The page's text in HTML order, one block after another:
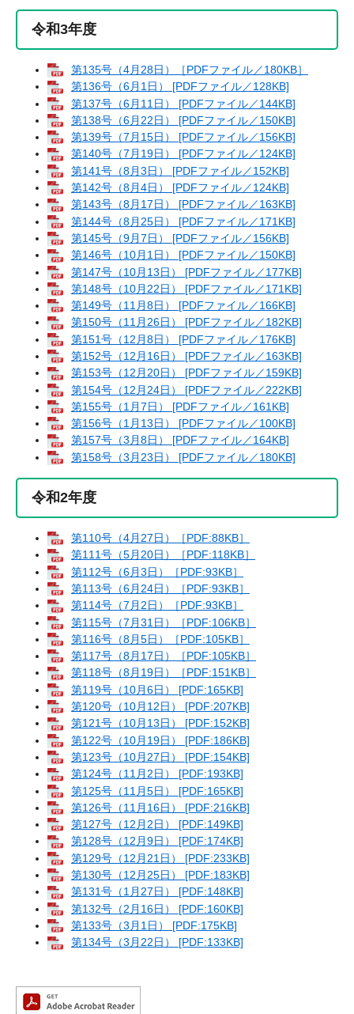
令和3年度
第135号（4月28日）［PDFファイル／180KB］
第136号（6月1日） [PDFファイル／128KB]
第137号（6月11日） [PDFファイル／144KB]
第138号（6月22日） [PDFファイル／150KB]
第139号（7月15日） [PDFファイル／156KB]
第140号（7月19日） [PDFファイル／124KB]
第141号（8月3日） [PDFファイル／152KB]
第142号（8月4日） [PDFファイル／124KB]
第143号（8月17日） [PDFファイル／163KB]
第144号（8月25日） [PDFファイル／171KB]
第145号（9月7日） [PDFファイル／156KB]
第146号（10月1日） [PDFファイル／150KB]
第147号（10月13日） [PDFファイル／177KB]
第148号（10月22日） [PDFファイル／171KB]
第149号（11月8日） [PDFファイル／166KB]
第150号（11月26日） [PDFファイル／182KB]
第151号（12月8日） [PDFファイル／176KB]
第152号（12月16日） [PDFファイル／163KB]
第153号（12月20日） [PDFファイル／159KB]
第154号（12月24日） [PDFファイル／222KB]
第155号（1月7日） [PDFファイル／161KB]
第156号（1月13日） [PDFファイル／100KB]
第157号（3月8日） [PDFファイル／164KB]
第158号（3月23日） [PDFファイル／180KB]
令和2年度
第110号（4月27日）［PDF:88KB］
第111号（5月20日）［PDF:118KB］
第112号（6月3日）［PDF:93KB］
第113号（6月24日）［PDF:93KB］
第114号（7月2日）［PDF:93KB］
第115号（7月31日）［PDF:106KB］
第116号（8月5日）［PDF:105KB］
第117号（8月17日）［PDF:105KB］
第118号（8月19日）［PDF:151KB］
第119号（10月6日） [PDF:165KB]
第120号（10月12日） [PDF:207KB]
第121号（10月13日） [PDF:152KB]
第122号（10月19日） [PDF:186KB]
第123号（10月27日） [PDF:154KB]
第124号（11月2日） [PDF:193KB]
第125号（11月5日） [PDF:165KB]
第126号（11月16日） [PDF:216KB]
第127号（12月2日） [PDF:149KB]
第128号（12月9日） [PDF:174KB]
第129号（12月21日） [PDF:233KB]
第130号（12月25日） [PDF:183KB]
第131号（1月27日） [PDF:148KB]
第132号（2月16日） [PDF:160KB]
第133号（3月1日） [PDF:175KB]
第134号（3月22日） [PDF:133KB]